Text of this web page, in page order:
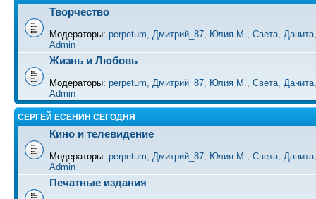
Творчество
Модераторы: perpetum, Дмитрий_87, Юлия М., Света, Данита
Admin
Жизнь и Любовь
Модераторы: perpetum, Дмитрий_87, Юлия М., Света, Данита
Admin
СЕРГЕЙ ЕСЕНИН СЕГОДНЯ
Кино и телевидение
Модераторы: perpetum, Дмитрий_87, Юлия М., Света, Данита
Admin
Печатные издания